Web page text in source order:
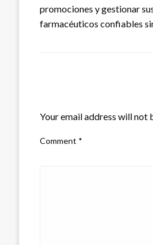
promociones y gestionar
farmacéuticos confiables
Your email address will not
Comment *